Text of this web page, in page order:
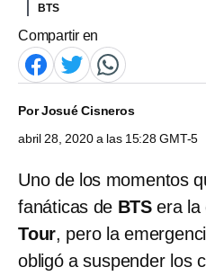
BTS
Compartir en
PorJosué Cisneros
abril 28, 2020 a las 15:28 GMT-5
Uno de los momentos
fanáticas de BTSera la
Tour, pero la
obligó a suspender los